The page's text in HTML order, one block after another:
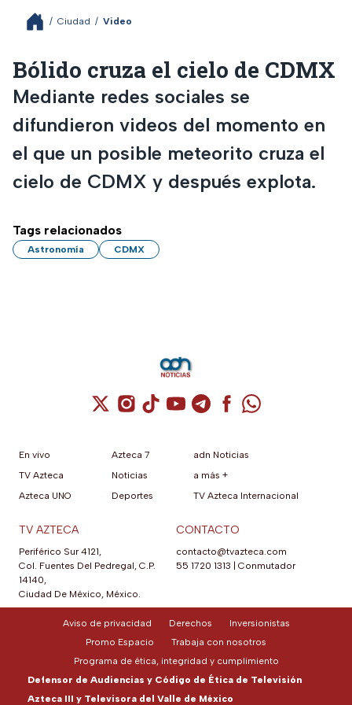
/ Ciudad / Video
Bólido cruza el cielo de CDMX
Mediante redes sociales se
difundieron videos del momento en
el que un posible meteorito cruza el
cielo de CDMX y después explota.
Tags relacionados
Astronomía CDMX
Cuenta de X / Twitter (se abre en una
Cuenta de Instagram (se abre en una
Cuenta de TikTok (se abre en
Cuenta de YouTube (se abre
Cuenta de Telegram (se
Cuenta de
Cuenta de
En vivo
TV Azteca
Azteca UNO
Azteca 7
Noticias
Deportes
adn Noticias
a más +
TV Azteca Internacional
TV AZTECA
Periférico Sur 4121,
Col. Fuentes Del Pedregal, C.P.
14140,
Ciudad De México, México.
CONTACTO
contacto@tvazteca.com
55 1720 1313 | Conmutador
Aviso de privacidad Derechos
Inversionistas
Promo Espacio
Trabaja con nosotros
Programa de ética, integridad y cumplimiento
Defensor de Audiencias y Código de Ética de Televisión
Azteca III y Televisora del Valle de México